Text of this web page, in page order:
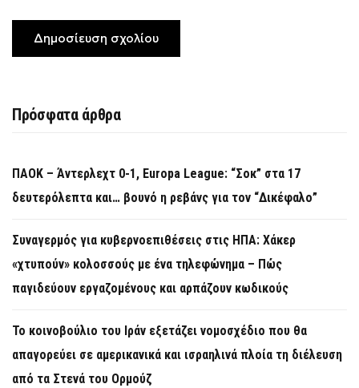
Πρόσφατα άρθρα
ΠΑΟΚ – Άντερλεχτ 0-1, Europa League: “Σοκ” στα 17
δευτερόλεπτα και… βουνό η ρεβάνς για τον “Δικέφαλο”
Συναγερμός για κυβερνοεπιθέσεις στις ΗΠΑ: Χάκερ
«χτυπούν» κολοσσούς με ένα τηλεφώνημα – Πώς
παγιδεύουν εργαζομένους και αρπάζουν κωδικούς
Το κοινοβούλιο του Ιράν εξετάζει νομοσχέδιο που θα
απαγορεύει σε αμερικανικά και ισραηλινά πλοία τη διέλευση
από τα Στενά του Ορμούζ